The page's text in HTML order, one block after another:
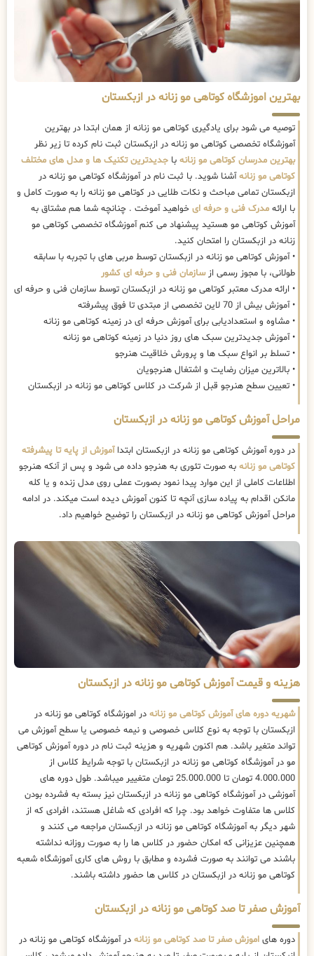
بهترین اموزشگاه کوتاهی مو زنانه در ازبکستان
توصیه می شود برای یادگیری کوتاهی مو زنانه از همان ابتدا در بهترین
آموزشگاه تخصصی کوتاهی مو زنانه در ازبکستان ثبت نام کرده تا زیر نظر
بهترین مدرسان کوتاهی مو زنانه با جدیدترین تکنیک ها و مدل های مختلف
کوتاهی مو زنانهآشنا شوید. با ثبت نام در آموزشگاه کوتاهی مو زنانه در
ازبکستان تمامی مباحث و نکات طلایی در کوتاهی مو زنانه را به صورت کامل و
با ارائه مدرک فنی و حرفه ای خواهید آموخت . چنانچه شما هم مشتاق به
آموزش کوتاهی مو هستید پیشنهاد می کنم آموزشگاه تخصصی کوتاهی مو
زنانه در ازبکستان را امتحان کنید.
• آموزش کوتاهی مو زنانه در ازبکستان توسط مربی های با تجربه با سابقه
طولانی، با مجوز رسمی ازسازمان فنی و حرفه ای کشور
• ارائه مدرک معتبر کوتاهی مو زنانه در ازبکستان توسط سازمان فنی و حرفه ای
• آموزش بیش از 70 لاین تخصصی از مبتدی تا فوق پیشرفته
• مشاوه و استعدادیابی برای آموزش حرفه ای در زمینه کوتاهی مو زنانه
• آموزش جدیدترین سبک های روز دنیا در زمینه کوتاهی مو زنانه
• تسلط بر انواع سبک ها و پرورش خلاقیت هنرجو
• بالاترین میزان رضایت و اشتغال هنرجویان
• تعیین سطح هنرجو قبل از شرکت در کلاس کوتاهی مو زنانه در ازبکستان
مراحل آموزش کوتاهی مو زنانه در ازبکستان
در دوره آموزش کوتاهی مو زنانه در ازبکستان ابتداآموزش از پایه تا پیشرفته
کوتاهی مو زنانه به صورت تئوری به هنرجو داده می شود و پس از آنکه هنرجو
اطلاعات کاملی از این موارد پیدا نمود بصورت عملی روی مدل زنده و یا کله
مانکن اقدام به پیاده سازی آنچه تا کنون آموزش دیده است میکند. در ادامه
مراحل آموزش کوتاهی مو زنانه در ازبکستان را توضیح خواهیم داد.
هزینه و قیمت آموزش کوتاهی مو زنانه در ازبکستان
شهریه دوره های آموزش کوتاهی مو زنانه در اموزشگاه کوتاهی مو زنانه در
ازبکستان با توجه به نوع کلاس خصوصی و نیمه خصوصی یا سطح آموزش می
تواند متغیر باشد. هم اکنون شهریه و هزینه ثبت نام در دوره آموزش کوتاهی
مو در آموزشگاه کوتاهی مو زنانه در ازبکستان با توجه شرایط کلاس از
4.000.000 تومان تا 25.000.000 تومان متغییر میباشد. طول دوره های
آموزشی در آموزشگاه کوتاهی مو زنانه در ازبکستان نیز بسته به فشرده بودن
کلاس ها متفاوت خواهد بود. چرا که افرادی که شاغل هستند، افرادی که از
شهر دیگر به آموزشگاه کوتاهی مو زنانه در ازبکستان مراجعه می کنند و
همچنین عزیزانی که امکان حضور در کلاس ها را به صورت روزانه نداشته
باشند می توانند به صورت فشرده و مطابق با روش های کاری آموزشگاه شعبه
کوتاهی مو زنانه در ازبکستان در کلاس ها حضور داشته باشند.
آموزش صفر تا صد کوتاهی مو زنانه در ازبکستان
دوره های اموزش صفر تا صد کوتاهی مو زنانه در آموزشگاه کوتاهی مو زنانه در